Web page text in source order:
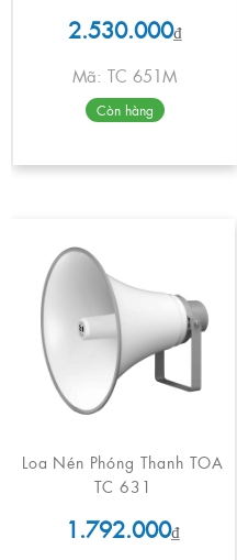
2.530.000₫
Mã: TC 651M
Còn hàng
Loa Nén Phóng Thanh TOA
TC 631
1.792.000₫